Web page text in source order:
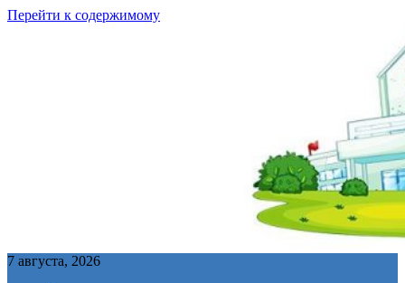
Перейти к содержимому
7 августа, 2026